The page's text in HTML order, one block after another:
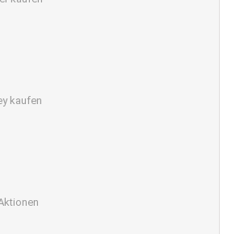
kaufen